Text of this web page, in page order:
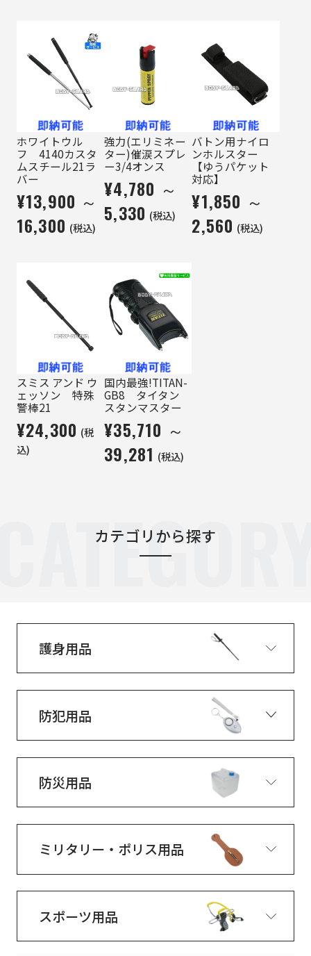
ホワイトウル
フ 4140カスタ
ムスチール21ラ
バー
¥13,900 ～
16,300 (税込)
強力(エリミネー
ター)催涙スプレ
ー3/4オンス
¥4,780 ～
5,330 (税込)
バトン用ナイロ
ンホルスター
【ゆうパケット
対応】
¥1,850 ～
2,560 (税込)
スミス アンド ウ
ェッソン 特殊
警棒21
¥24,300 (税
込)
国内最強!TITAN-
GB8 タイタン
スタンマスター
¥35,710 ～
39,281 (税込)
カテゴリから探す
護身用品
防犯用品
防災用品
ミリタリー・ポリス用品
スポーツ用品